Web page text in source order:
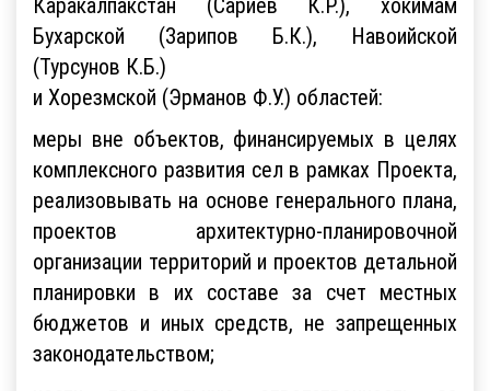
Бухарской (Зарипов Б.К.), Навоийской
(Турсунов К.Б.)
и Хорезмской (Эрманов Ф.У.) областей:
меры вне объектов, финансируемых в целях
комплексного развития сел в рамках Проекта,
реализовывать на основе генерального плана,
проектов архитектурно-планировочной
организации территорий и проектов детальной
планировки в их составе за счет местных
бюджетов и иных средств, не запрещенных
законодательством;